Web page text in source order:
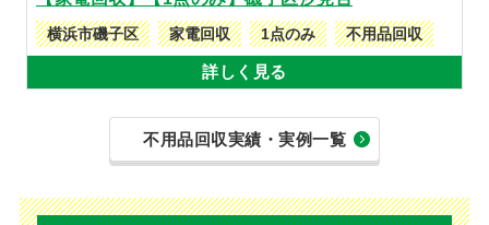
横浜市磯子区 家電回収 1点のみ 不用品回収
詳しく見る
不用品回収実績・実例一覧